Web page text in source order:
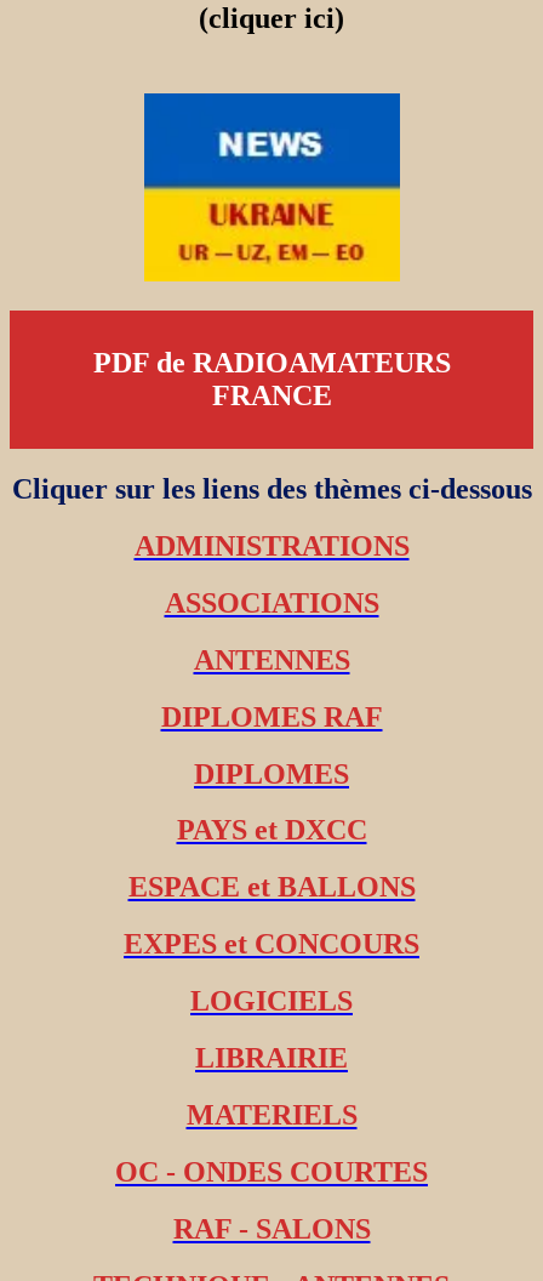
(cliquer ici)
PDF de RADIOAMATEURS
FRANCE
Cliquer sur les liens des thèmes ci-dessous
ADMINISTRATIONS
ASSOCIATIONS
ANTENNES
DIPLOMES RAF
DIPLOMES
PAYS et DXCC
ESPACE et BALLONS
EXPES et CONCOURS
LOGICIELS
LIBRAIRIE
MATERIELS
OC - ONDES COURTES
RAF - SALONS